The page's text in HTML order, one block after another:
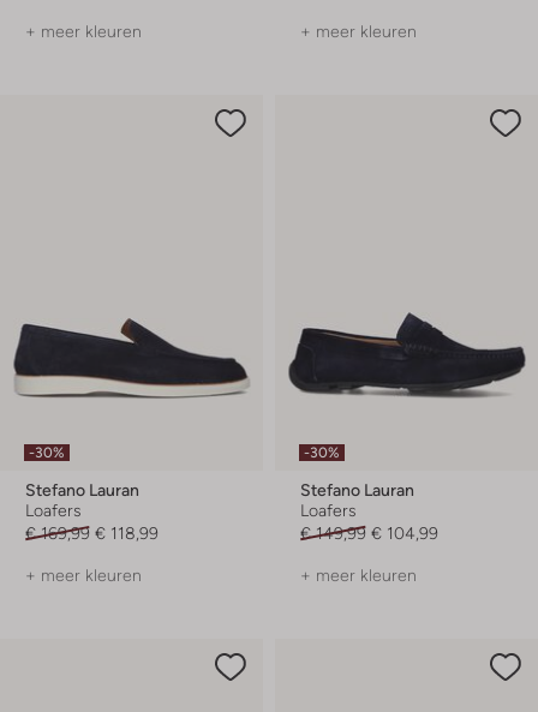
+ meer kleuren + meer kleuren
-30%
Stefano Lauran
Loafers
€ 169,99 € 118,99
+ meer kleuren
-30%
Stefano Lauran
Loafers
€ 149,99 € 104,99
+ meer kleuren